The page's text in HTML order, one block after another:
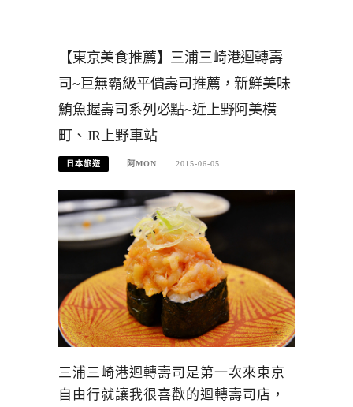
【東京美食推薦】三浦三崎港迴轉壽
司~巨無霸級平價壽司推薦，新鮮美味
鮪魚握壽司系列必點~近上野阿美橫
町、JR上野車站
日本旅遊 阿MON 2015-06-05
三浦三崎港迴轉壽司是第一次來東京
自由行就讓我很喜歡的迴轉壽司店，